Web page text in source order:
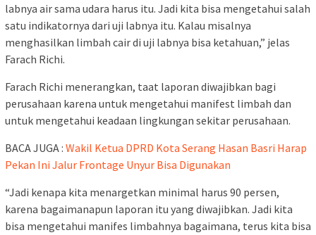
labnya air sama udara harus itu. Jadi kita bisa mengetahui salah
satu indikatornya dari uji labnya itu. Kalau misalnya
menghasilkan limbah cair di uji labnya bisa ketahuan,” jelas
Farach Richi.
Farach Richi menerangkan, taat laporan diwajibkan bagi
perusahaan karena untuk mengetahui manifest limbah dan
untuk mengetahui keadaan lingkungan sekitar perusahaan.
BACA JUGA : Wakil Ketua DPRD Kota Serang Hasan Basri Harap
Pekan Ini Jalur Frontage Unyur Bisa Digunakan
“Jadi kenapa kita menargetkan minimal harus 90 persen,
karena bagaimanapun laporan itu yang diwajibkan. Jadi kita
bisa mengetahui manifes limbahnya bagaimana, terus kita bisa